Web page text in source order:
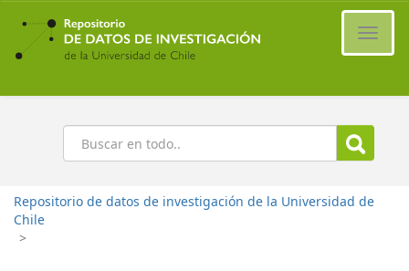
Ir
contenido
principal
Buscar
Repositorio de datos de investigación de la Universidad de
Chile
>